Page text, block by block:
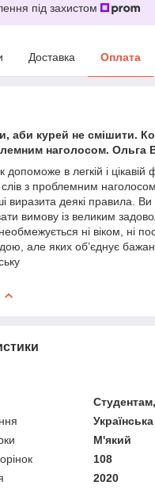
під захистом
Доставка Оплата
аби курей не смішити.
наголосом. Ольга
допоможе в легкій і цікавій
з проблемним
виразита деякі правила.
вимову із великим
ні віком, ні
але яких об’єднує
Українська
М'який
108
2020